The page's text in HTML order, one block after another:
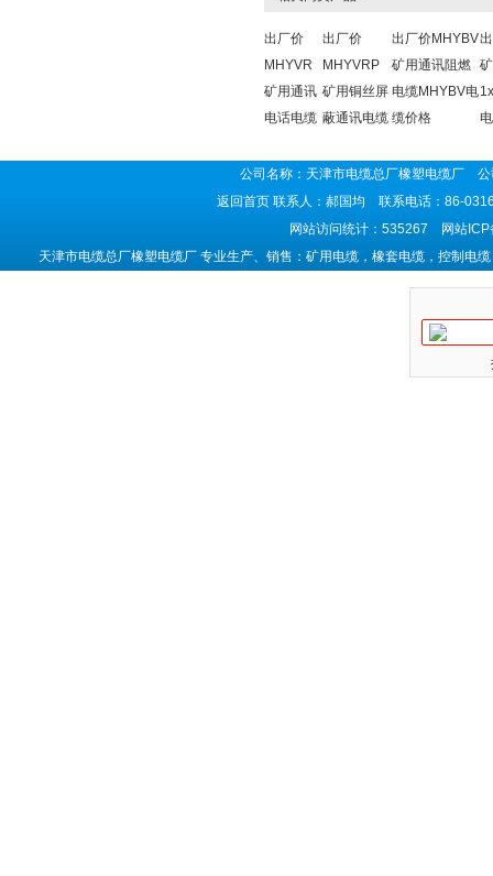
出厂价
MHYVR
矿用通讯
电话电缆
出厂价
MHYVRP
矿用铜丝屏
蔽通讯电缆
出厂价MHYBV
矿用通讯阻燃
电缆MHYBV电
缆价格
公司名称：天津市电缆总厂橡塑电缆厂
返回首页联系人：郝国均 联系电话：86-
网站访问统计：535267 网站ICP
天津市电缆总厂橡塑电缆厂 专业生产、销售：矿用电缆，橡套电缆，控制电